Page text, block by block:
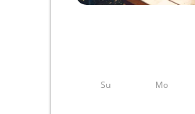
Su Mo